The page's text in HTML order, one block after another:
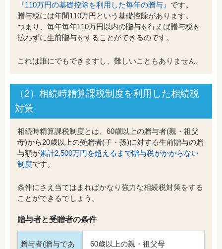
『110万円の基礎控除を利用した毎年の贈与』 です。
贈与税には年間110万円という基礎控除があります。
つまり、毎年毎年110万円以内の贈与を行えば贈与税を
払わずに生前贈与をすることができるのです。
これは誰にでもできますし、難しいこともありません。
（2）相続時精算課税制度を利用した相続税
対策
相続時精算課税制度とは、60歳以上の贈与者(親・祖父
母)から20歳以上の受贈者(子・孫)に対する生前贈与の贈
与額が累計2,500万円を超えるまで贈与税がかからない
制度です。
条件にさえ当てはまればかなり強力な相続税対策をする
ことができるでしょう。
贈与者と受贈者の条件
贈与者(贈与であ
60歳以上の親・祖父母